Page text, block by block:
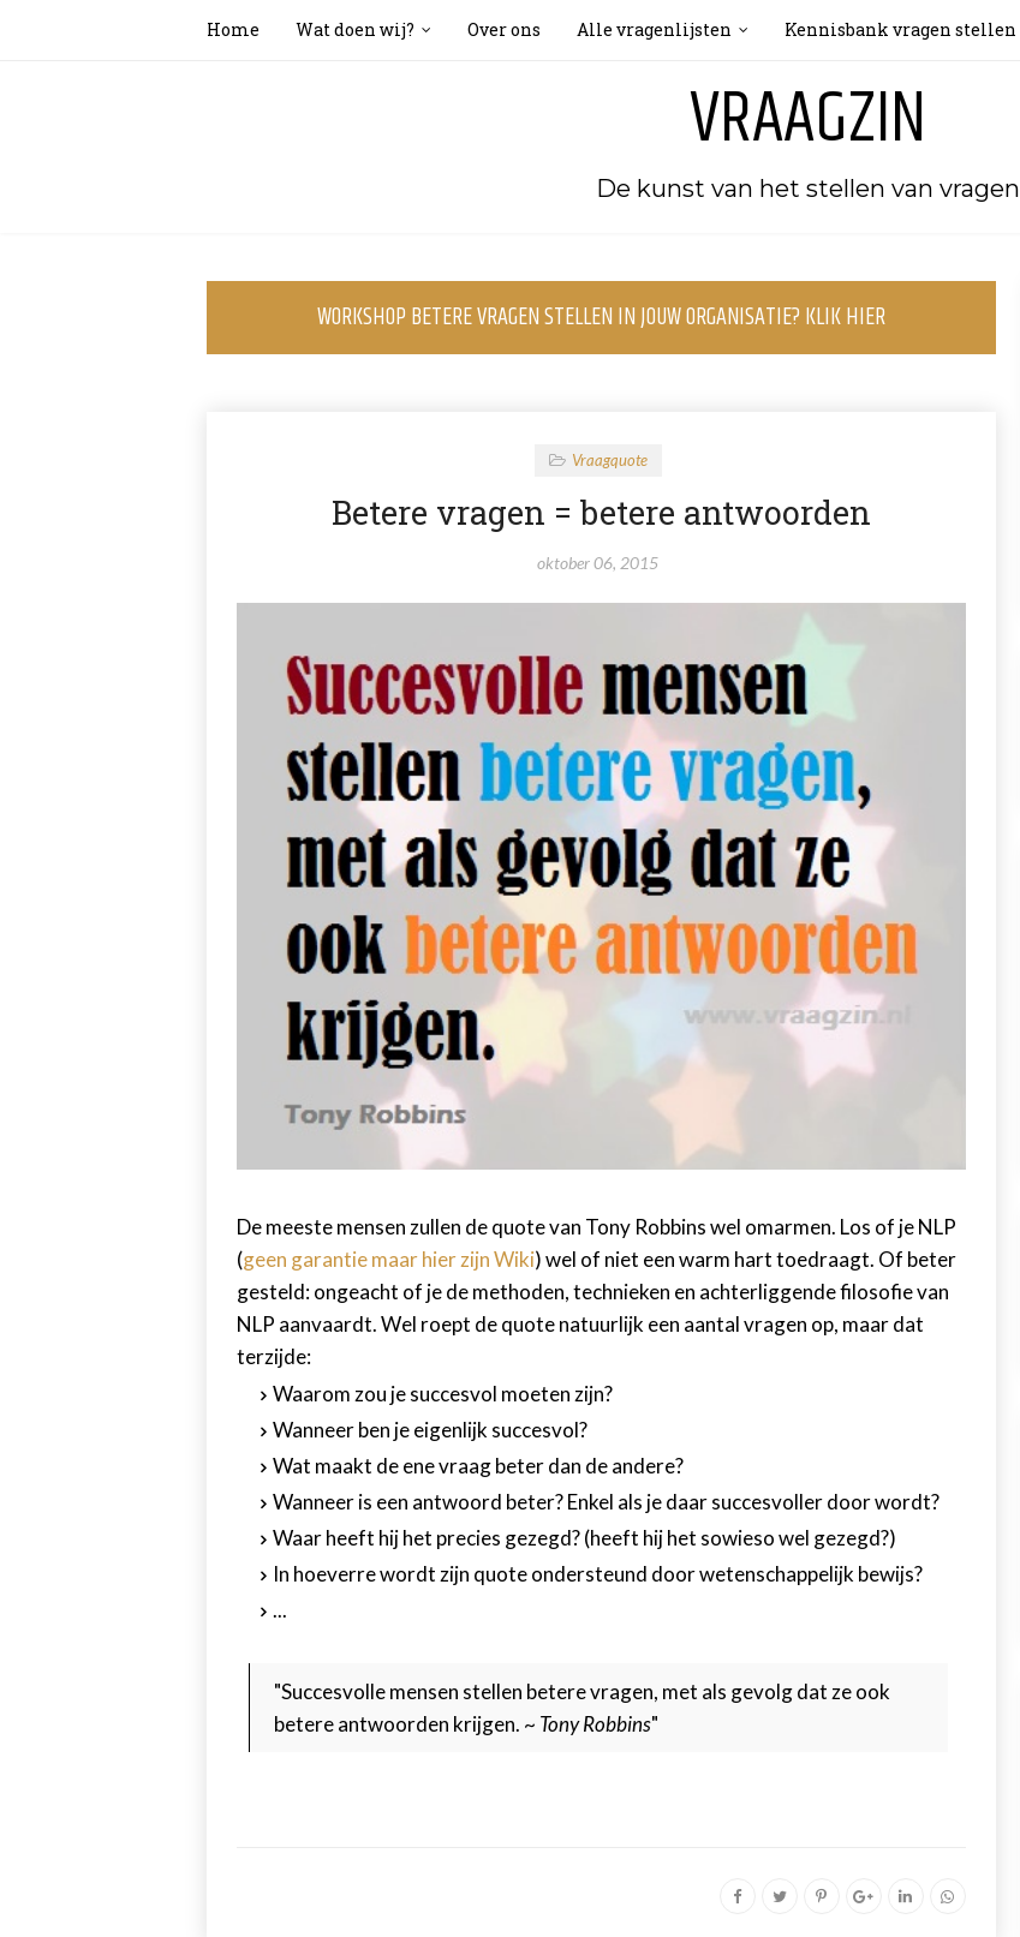
VRAAGZIN
De kunst van het stellen van vragen
Home Wat doen wij? Over ons Alle vragenlijsten Kennisbank vragen stellen
WORKSHOP BETERE VRAGEN STELLEN IN JOUW ORGANISATIE? KLIK HIER
Vraagquote
Betere vragen = betere antwoorden
oktober 06, 2015
De meeste mensen zullen de quote van Tony Robbins wel omarmen. Los of je NLP
(geen garantie maar hier zijn Wiki) wel of niet een warm hart toedraagt. Of beter
gesteld: ongeacht of je de methoden, technieken en achterliggende filosofie van
NLP aanvaardt. Wel roept de quote natuurlijk een aantal vragen op, maar dat
terzijde:
Waarom zou je succesvol moeten zijn?
Wanneer ben je eigenlijk succesvol?
Wat maakt de ene vraag beter dan de andere?
Wanneer is een antwoord beter? Enkel als je daar succesvoller door wordt?
Waar heeft hij het precies gezegd? (heeft hij het sowieso wel gezegd?)
In hoeverre wordt zijn quote ondersteund door wetenschappelijk bewijs?
...
"Succesvolle mensen stellen betere vragen, met als gevolg dat ze ook
betere antwoorden krijgen. ~ Tony Robbins"